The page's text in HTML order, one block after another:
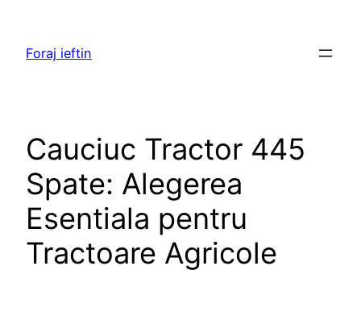
content
Foraj ieftin
Cauciuc Tractor 445
Spate: Alegerea
Esentiala pentru
Tractoare Agricole